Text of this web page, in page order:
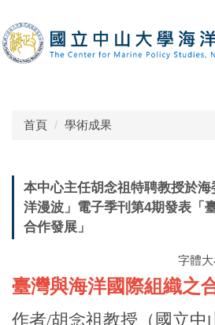
到
主
要
首頁 學術成果
本中心主任胡念祖特聘教授於
洋漫波」電子季刊第4期發表「
合作發展」
字體
臺灣與海洋國際組織之
作者/胡念祖教授（國立中